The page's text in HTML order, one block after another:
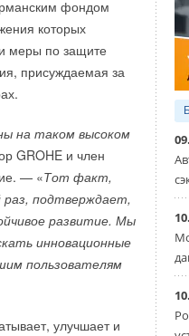
фондом
которых
меры по защите
присуждаемая за
на таком высоком
GROHE и член
— «Тот факт,
подтверждает,
развитие. Мы
инновационные
пользователям
улучшает и